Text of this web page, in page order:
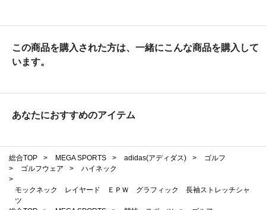
この商品を購入された方は、一緒にこんな商品を購入して
います。
あなたにおすすめのアイテム
総合TOP > MEGA SPORTS > adidas(アディダス) >
ゴルフ
>
ゴルフウェア >
ハイネック
>
モックネック レイヤード ＥＰＷ グラフィック 長袖ストレッチシャ
ツ